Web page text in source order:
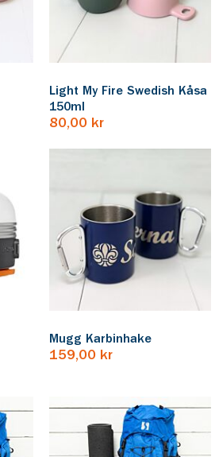
Light My Fire Swedish Kåsa
150ml
80,00 kr
Mugg Karbinhake
159,00 kr